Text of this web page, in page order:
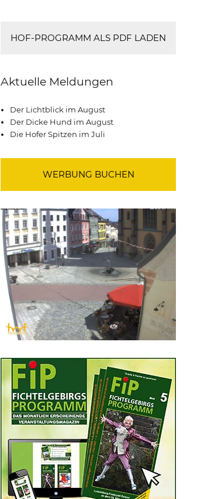
HOF-PROGRAMM ALS PDF LADEN
Aktuelle Meldungen
Der Lichtblick im August
Der Dicke Hund im August
Die Hofer Spitzen im Juli
WERBUNG BUCHEN